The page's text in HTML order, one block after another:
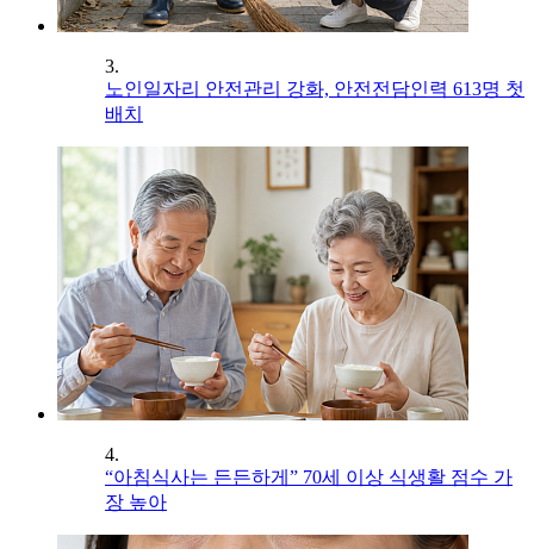
3.
노인일자리 안전관리 강화, 안전전담인력 613명 첫
배치
4.
“아침식사는 든든하게” 70세 이상 식생활 점수 가
장 높아